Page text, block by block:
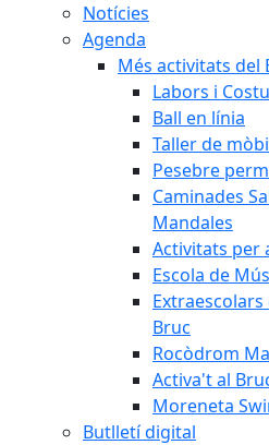
Notícies
Agenda
Més activitats del
Labors i
Ball en línia
Taller de
Pesebre
Caminades
Mandales
Activitats per
Escola de
Extraescolars
Bruc
Rocòdrom
Activa't al
Moreneta
Butlletí digital